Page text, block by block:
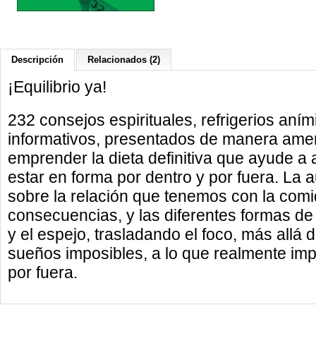
Descripción Relacionados (2)
¡Equilibrio ya!
232 consejos espirituales, refrigerios
informativos, presentados de manera
emprender la dieta definitiva que ayude a
estar en forma por dentro y por fuera. La
sobre la relación que tenemos con la
consecuencias, y las diferentes formas
y el espejo, trasladando el foco, más allá
sueños imposibles, a lo que realmente
por fuera.